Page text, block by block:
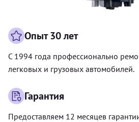
Опыт 30 лет
С 1994 года профессионально
легковых и грузовых автомобилей.
Гарантия
Предоставляем 12 месяцев